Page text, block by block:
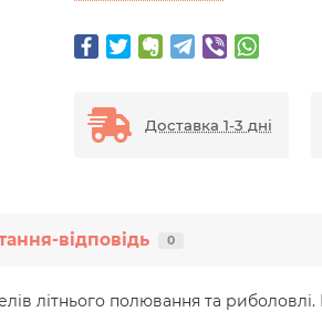
Доставка 1-3 дні
відповідь 0
літнього полювання та